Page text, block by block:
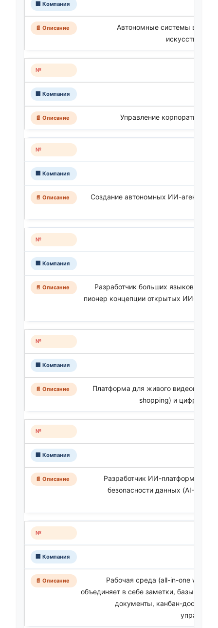
Автономные системы
Управление
Создание автономных ИИ-агентов
Разработчик больших языковых
пионер концепции открытых ИИ-весов
Платформа для живого
shopping) и цифровой
Разработчик ИИ-платформы для
безопасности данных (AI-Native
Рабочая среда (all-in-one
объединяет в себе заметки, базы
документы, канбан-доски,